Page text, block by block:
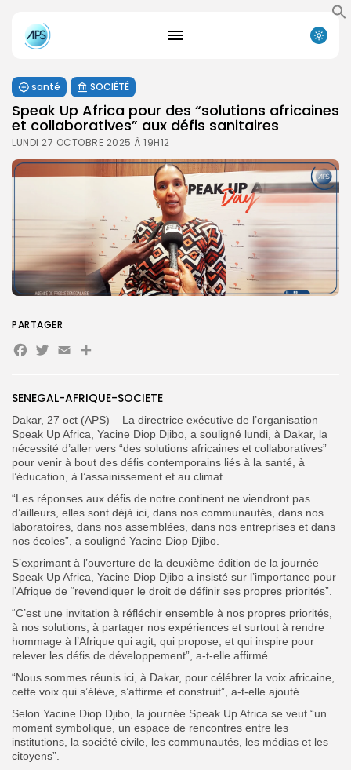
Search
for:
Search
Button
FR
santé SOCIÉTÉ
Speak Up Africa pour des “solutions africaines
et collaboratives” aux défis sanitaires
LUNDI 27 OCTOBRE 2025 À 19H12
SENEGAL-AFRIQUE-SOCIETE
Dakar, 27 oct (APS) – La directrice exécutive de l’organisation
Speak Up Africa, Yacine Diop Djibo, a souligné lundi, à Dakar, la
nécessité d’aller vers “des solutions africaines et collaboratives”
pour venir à bout des défis contemporains liés à la santé, à
l’éducation, à l’assainissement et au climat.
“Les réponses aux défis de notre continent ne viendront pas
d’ailleurs, elles sont déjà ici, dans nos communautés, dans nos
laboratoires, dans nos assemblées, dans nos entreprises et dans
nos écoles”, a souligné Yacine Diop Djibo.
S’exprimant à l’ouverture de la deuxième édition de la journée
Speak Up Africa, Yacine Diop Djibo a insisté sur l’importance pour
l’Afrique de “revendiquer le droit de définir ses propres priorités”.
“C’est une invitation à réfléchir ensemble à nos propres priorités,
à nos solutions, à partager nos expériences et surtout à rendre
hommage à l’Afrique qui agit, qui propose, et qui inspire pour
relever les défis de développement”, a-t-elle affirmé.
“Nous sommes réunis ici, à Dakar, pour célébrer la voix africaine,
cette voix qui s’élève, s’affirme et construit”, a-t-elle ajouté.
Selon Yacine Diop Djibo, la journée Speak Up Africa se veut “un
moment symbolique, un espace de rencontres entre les
institutions, la société civile, les communautés, les médias et les
citoyens”.
PARTAGER
Facebook
Twitter
EmailPartager